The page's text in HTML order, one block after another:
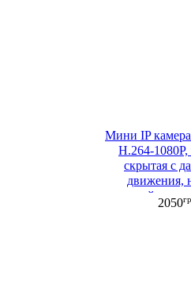
Мини IP
H.264-1080P,
cкрытая с
движения,
съемкой,
2050